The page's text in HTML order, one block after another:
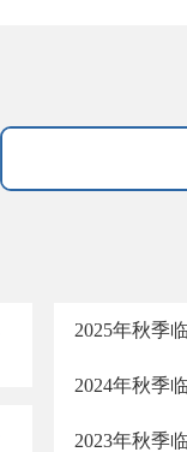
2025年秋季
2024年秋季
2023年秋季